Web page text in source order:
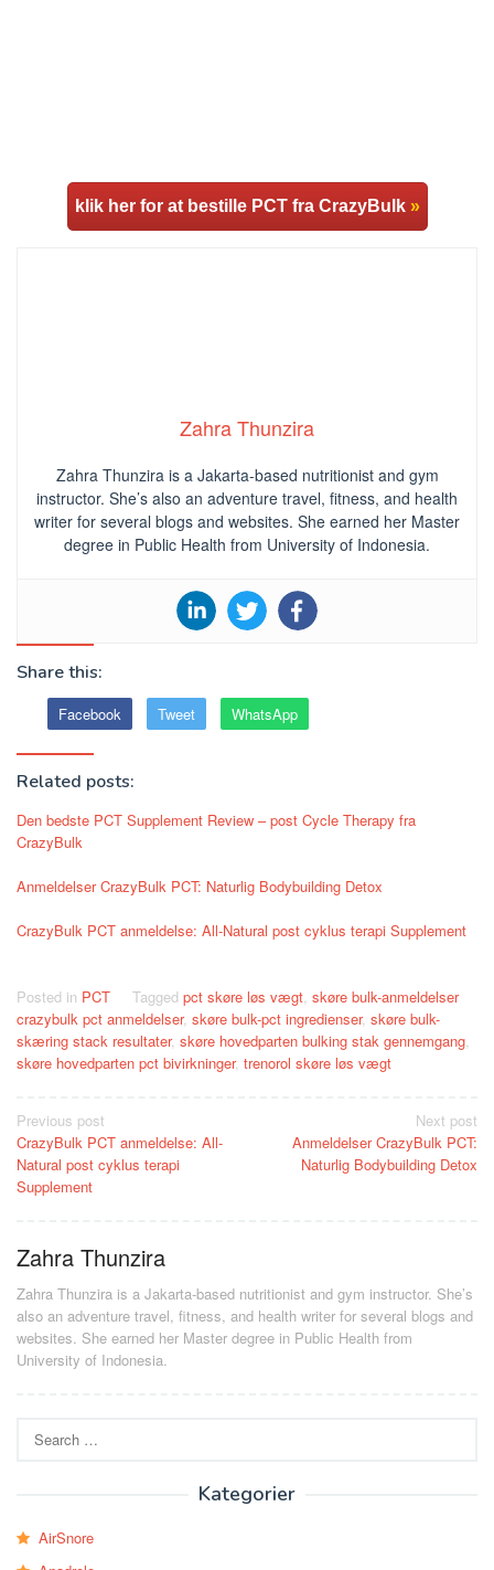
klik her for at bestille PCT fra CrazyBulk »
Zahra Thunzira
Zahra Thunzira is a Jakarta-based nutritionist and gym
instructor. She’s also an adventure travel, fitness, and health
writer for several blogs and websites. She earned her Master
degree in Public Health from University of Indonesia.
Share this:
Facebook Tweet WhatsApp
Related posts:
Den bedste PCT Supplement Review – post Cycle Therapy fra
CrazyBulk
Anmeldelser CrazyBulk PCT: Naturlig Bodybuilding Detox
CrazyBulk PCT anmeldelse: All-Natural post cyklus terapi Supplement
Posted in PCT Tagged pct skøre løs vægt, skøre bulk-anmeldelser
crazybulk pct anmeldelser, skøre bulk-pct ingredienser, skøre bulk-
skæring stack resultater, skøre hovedparten bulking stak gennemgang,
skøre hovedparten pct bivirkninger, trenorol skøre løs vægt
Post
navigation
Previous post
CrazyBulk PCT anmeldelse: All-
Natural post cyklus terapi
Supplement
Next post
Anmeldelser CrazyBulk PCT:
Naturlig Bodybuilding Detox
Zahra Thunzira
Zahra Thunzira is a Jakarta-based nutritionist and gym instructor. She’s
also an adventure travel, fitness, and health writer for several blogs and
websites. She earned her Master degree in Public Health from
University of Indonesia.
for:
Kategorier
AirSnore